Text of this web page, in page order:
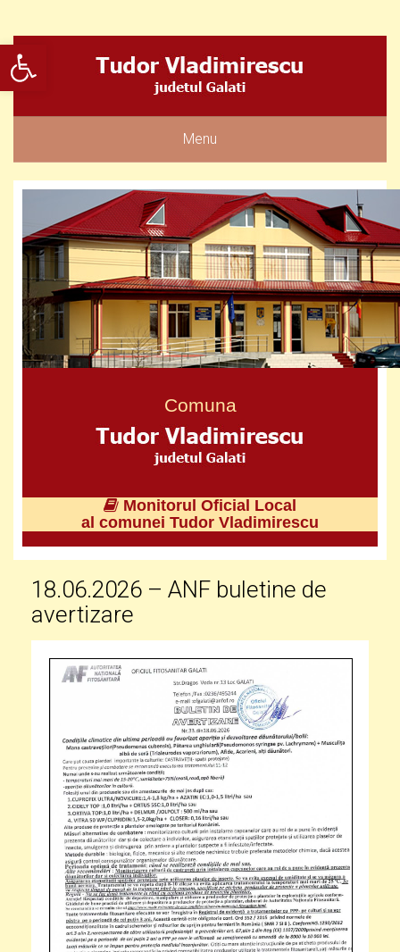
Deschide bara de unelte
Menu
Comuna
Monitorul Oficial Local
al comunei Tudor Vladimirescu
18.06.2026 – ANF buletine de
avertizare